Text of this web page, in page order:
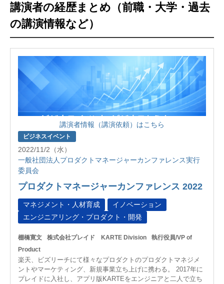
講演者の経歴まとめ（前職・大学・過去
の講演情報など）
講演者情報（講演依頼）はこちら
ビジネスイベント
2022/11/2（水）
一般社団法人プロダクトマネージャーカンファレンス実行
委員会
プロダクトマネージャーカンファレンス 2022
マネジメント・人材育成
イノベーション
エンジニアリング・プロダクト・開発
棚橋寛文 株式会社プレイド KARTE Division
執行役員/VP of
Product
楽天、ビズリーチにて様々なプロダクトのプロダクトマネジメ
ントやマーケティング、新規事業立ち上げに携わる。 2017年に
プレイドに入社し、アプリ版KARTEをエンジニアと二人で立ち